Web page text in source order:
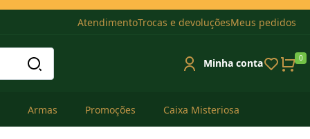
AtendimentoTrocas e devoluçõesMeus pedidos
Minha conta 0
Armas Promoções Caixa Misteriosa